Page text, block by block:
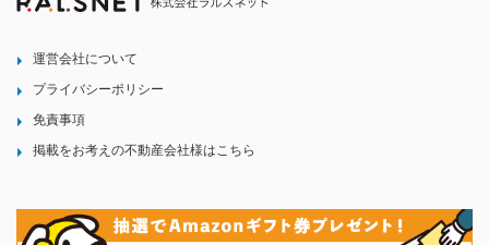
運営会社について
プライバシーポリシー
免責事項
掲載をお考えの不動産会社様はこちら